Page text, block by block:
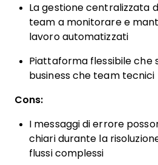
La gestione centralizzata
team a monitorare e
lavoro automatizzati
Piattaforma flessibile che
business che team tecnici
Cons:
I messaggi di errore
chiari durante la
flussi complessi